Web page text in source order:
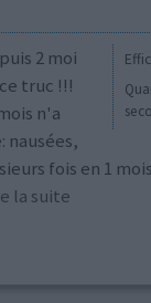
2 moi
truc !!!
n'a
nausées,
fois en 1
la suite